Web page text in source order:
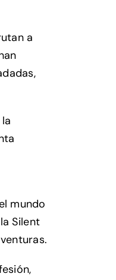
a
mundo
Silent